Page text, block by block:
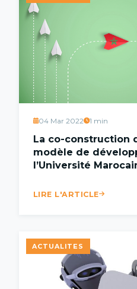
04 Mar 2022 1 min
La co-construction
modèle de
l’Université
LIRE L'ARTICLE
ACTUALITES